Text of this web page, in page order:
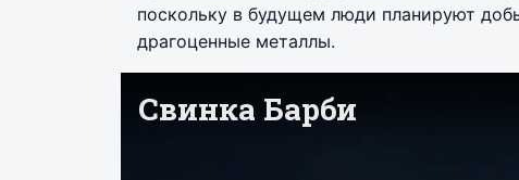
поскольку в будущем люди планируют
драгоценные металлы.